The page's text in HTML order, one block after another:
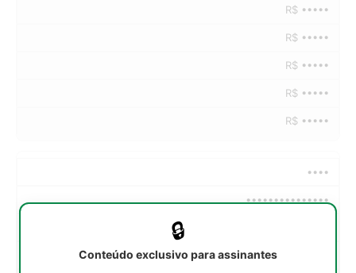
R$ •••••
R$ •••••
R$ •••••
R$ •••••
R$ •••••
••••
•••••••••••••••
🔒
Conteúdo exclusivo para assinantes